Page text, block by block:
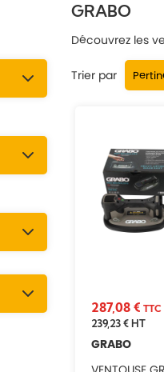
GRABO
Découvrez les
Trier par
287,08 € TTC
239,23 €HT
GRABO